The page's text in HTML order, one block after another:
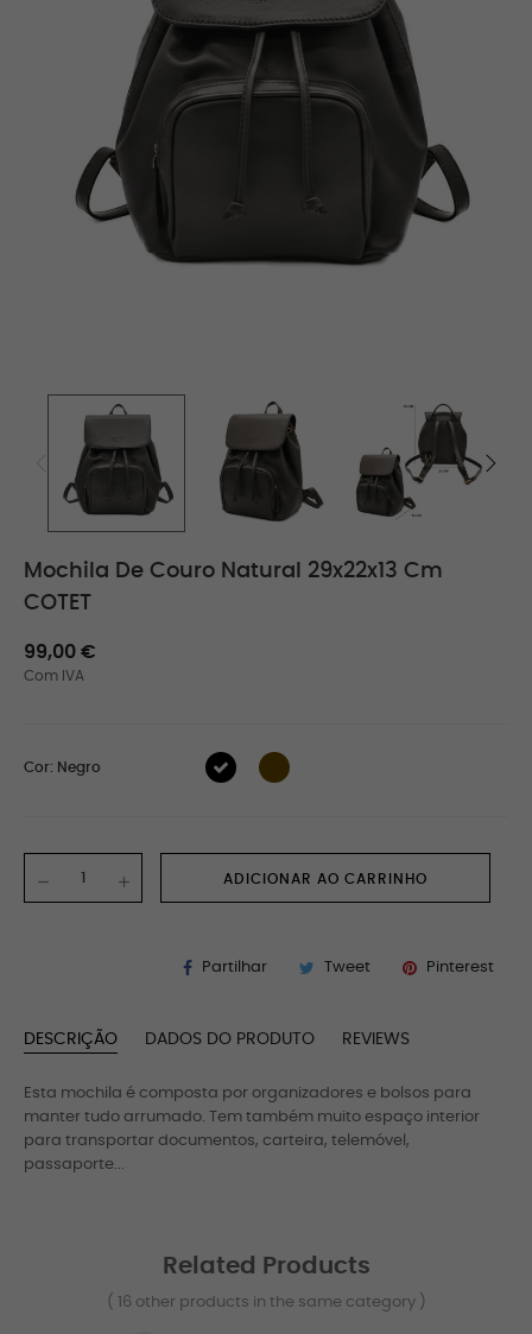
Mochila De Couro Natural 29x22x13 Cm
COTET
99,00 €
Com IVA
Cor: Negro
ADICIONAR AO CARRINHO
Partilhar Tweet Pinterest
DESCRIÇÃO DADOS DO PRODUTO REVIEWS
Esta mochila é composta por organizadores e bolsos para
manter tudo arrumado. Tem também muito espaço interior
para transportar documentos, carteira, telemóvel,
passaporte...
Related Products
( 16 other products in the same category )